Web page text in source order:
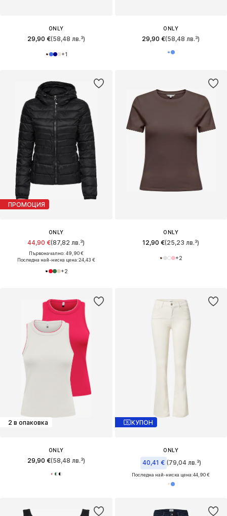
ONLY
29,90 €(58,48 лв.³)
+1
ONLY
29,90 €(58,48 лв.³)
ПРОМОЦИЯ
ONLY
44,90 €(87,82 лв.³)
Първоначално: 49,90 €
Последна най-ниска цена:24,43 €
+2
ONLY
12,90 €(25,23 лв.³)
+2
2 в опаковка
ONLY
29,90 €(58,48 лв.³)
КУПОН
ONLY
40,41 € (79,04 лв.³)
Последна най-ниска цена:44,90 €